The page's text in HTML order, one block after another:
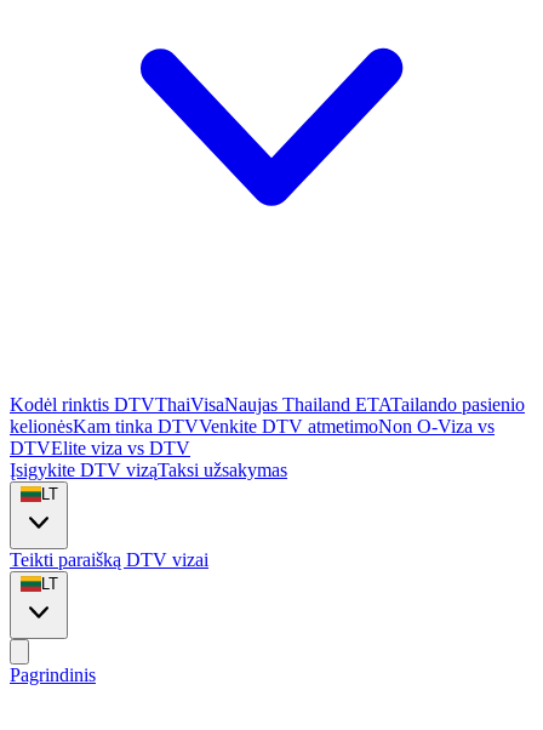
Kodėl rinktis DTVThaiVisaNaujas Thailand ETATailando pasienio
kelionėsKam tinka DTVVenkite DTV atmetimoNon O-Viza vs
DTVElite viza vs DTV
Įsigykite DTV viząTaksi užsakymas
LT
Teikti paraišką DTV vizai
LT
Pagrindinis